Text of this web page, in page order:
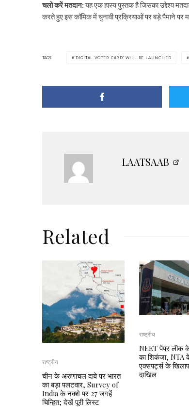
चलो करें मतदान:यह एक हास्य पुस्तक है जिसका उद्देश्य
करते हुए इस कॉमिक में चुनावी प्रक्रियाओं पर बड़े पैमाने पर
TAGS 'DIGITAL VOTER CARD' WILL BE LAUNCHED
LAATSAAB
Related
राष्ट्रीय
चीन के अरुणाचल दावे पर भारत
का बड़ा पलटवार, Survey of
India के नक्शे पर 27 जगहें
चिन्हित; देखें पूरी लिस्ट
राष्ट्रीय
NEET पेपर लीक
का शिकंजा, NTA
एक्सपर्ट्स के
दाखिल